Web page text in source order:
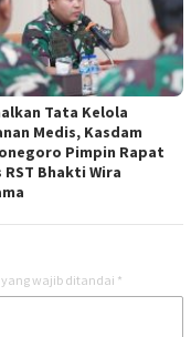
Tata Kelola
Medis, Kasdam
Pimpin Rapat
RST Bhakti Wira
yang wajib ditandai *